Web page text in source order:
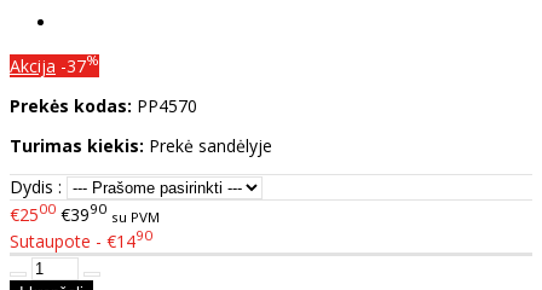
Akcija -37%
Prekės kodas: PP4570
Turimas kiekis: Prekė sandėlyje
Dydis :
€2500 €3990 su PVM
Sutaupote - €1490